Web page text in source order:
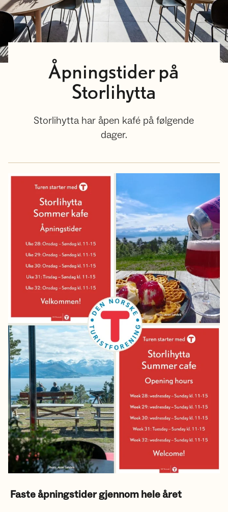
Åpningstider på
Storlihytta
Storlihytta har åpen kafé på følgende
dager.
Faste åpningstider gjennom hele året